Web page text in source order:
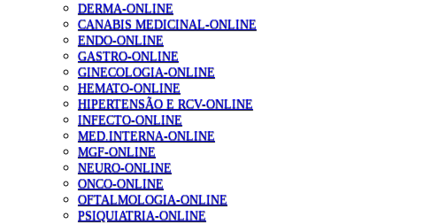
DERMA-ONLINE
CANABIS MEDICINAL-ONLINE
ENDO-ONLINE
GASTRO-ONLINE
GINECOLOGIA-ONLINE
HEMATO-ONLINE
HIPERTENSÃO E RCV-ONLINE
INFECTO-ONLINE
MED.INTERNA-ONLINE
MGF-ONLINE
NEURO-ONLINE
ONCO-ONLINE
OFTALMOLOGIA-ONLINE
PSIQUIATRIA-ONLINE